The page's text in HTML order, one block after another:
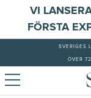
VI
FÖRSTA
SVERIGES
ÖVER